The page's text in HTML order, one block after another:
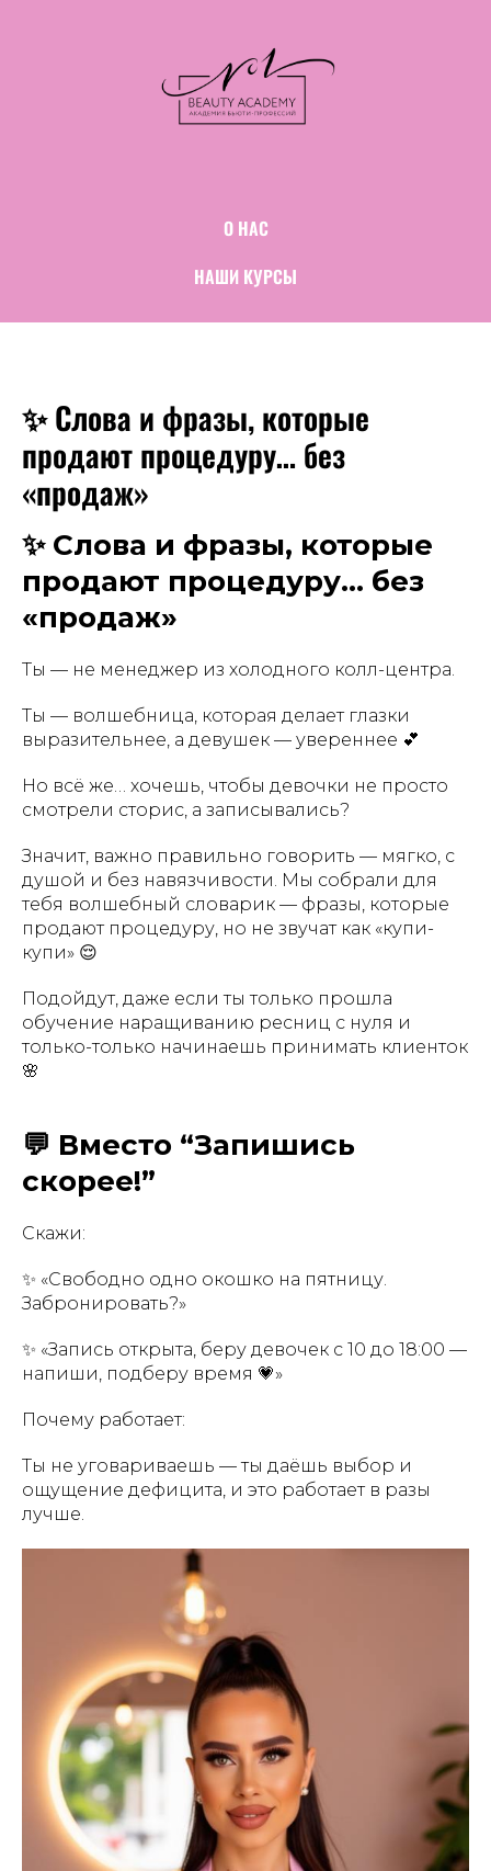
О НАС
НАШИ КУРСЫ
✨ Слова и фразы, которые
продают процедуру… без
«продаж»
✨ Слова и фразы, которые
продают процедуру… без
«продаж»
Ты — не менеджер из холодного колл-центра.
Ты — волшебница, которая делает глазки
выразительнее, а девушек — увереннее 💕
Но всё же… хочешь, чтобы девочки не просто
смотрели сторис, а записывались?
Значит, важно правильно говорить — мягко, с
душой и без навязчивости. Мы собрали для
тебя волшебный словарик — фразы, которые
продают процедуру, но не звучат как «купи-
купи» 😌
Подойдут, даже если ты только прошла
обучение наращиванию ресниц с нуля и
только-только начинаешь принимать клиенток
🌸
💬 Вместо “Запишись
скорее!”
Скажи:
✨ «Свободно одно окошко на пятницу.
Забронировать?»
✨ «Запись открыта, беру девочек с 10 до 18:00 —
напиши, подберу время 💗»
Почему работает:
Ты не уговариваешь — ты даёшь выбор и
ощущение дефицита, и это работает в разы
лучше.